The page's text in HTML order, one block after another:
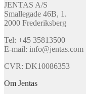
JENTAS A/S
Smallegade 46B, 1.
2000 Frederiksberg
Tel: +45 35813500
E-mail: info@jentas.com
CVR: DK10086353
Om Jentas